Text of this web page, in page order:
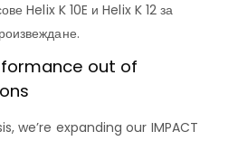
Helix K 10E и Helix K 12 за
out of
we’re expanding our IMPACT